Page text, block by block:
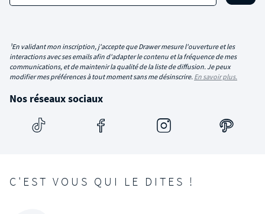
¹En validant mon inscription, j'accepte que Drawer mesure l'ouverture et les
interactions avec ses emails afin d'adapter le contenu et la fréquence de mes
communications, et de maintenir la qualité de la liste de diffusion. Je peux
modifier mes préférences à tout moment sans me désinscrire. En savoir plus.
Nos réseaux sociaux
C'EST VOUS QUI LE DITES !